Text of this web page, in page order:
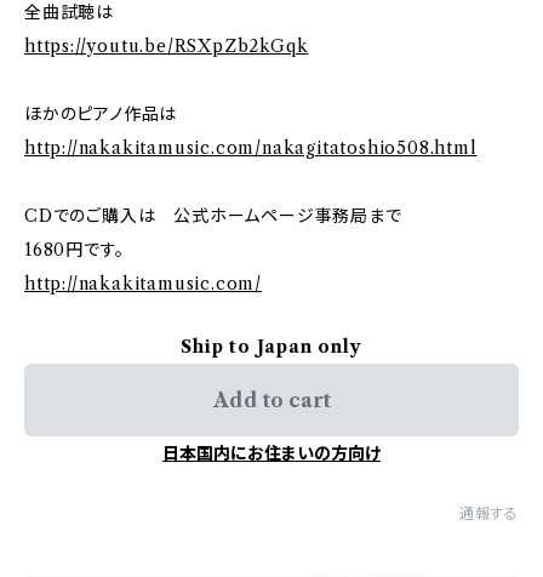
全曲試聴は
https://youtu.be/RSXpZb2kGqk
ほかのピアノ作品は
http://nakakitamusic.com/nakagitatoshio508.html
CDでのご購入は 公式ホームページ事務局まで
1680円です。
http://nakakitamusic.com/
Ship to Japan only
Add to cart
日本国内にお住まいの方向け
通報する